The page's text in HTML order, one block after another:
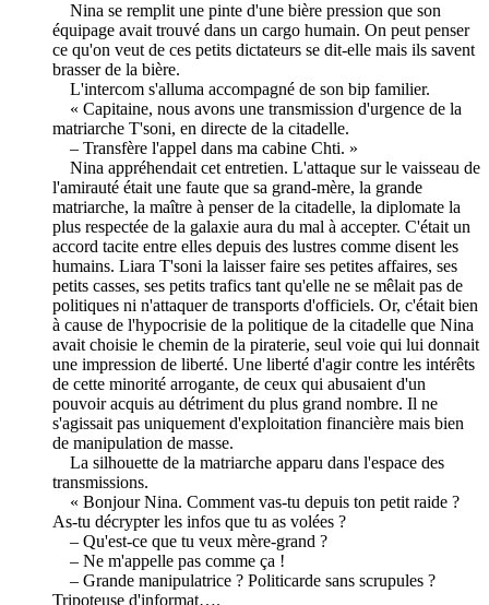
Nina se remplit une pinte d'une bière pression que son
équipage avait trouvé dans un cargo humain. On peut penser
ce qu'on veut de ces petits dictateurs se dit-elle mais ils savent
brasser de la bière.
L'intercom s'alluma accompagné de son bip familier.
« Capitaine, nous avons une transmission d'urgence de la
matriarche T'soni, en directe de la citadelle.
– Transfère l'appel dans ma cabine Chti. »
Nina appréhendait cet entretien. L'attaque sur le vaisseau de
l'amirauté était une faute que sa grand-mère, la grande
matriarche, la maître à penser de la citadelle, la diplomate la
plus respectée de la galaxie aura du mal à accepter. C'était un
accord tacite entre elles depuis des lustres comme disent les
humains. Liara T'soni la laisser faire ses petites affaires, ses
petits casses, ses petits trafics tant qu'elle ne se mêlait pas de
politiques ni n'attaquer de transports d'officiels. Or, c'était bien
à cause de l'hypocrisie de la politique de la citadelle que Nina
avait choisie le chemin de la piraterie, seul voie qui lui donnait
une impression de liberté. Une liberté d'agir contre les intérêts
de cette minorité arrogante, de ceux qui abusaient d'un
pouvoir acquis au détriment du plus grand nombre. Il ne
s'agissait pas uniquement d'exploitation financière mais bien
de manipulation de masse.
La silhouette de la matriarche apparu dans l'espace des
transmissions.
« Bonjour Nina. Comment vas-tu depuis ton petit raide ?
As-tu décrypter les infos que tu as volées ?
– Qu'est-ce que tu veux mère-grand ?
– Ne m'appelle pas comme ça !
– Grande manipulatrice ? Politicarde sans scrupules ?
Tripoteuse d'informat….